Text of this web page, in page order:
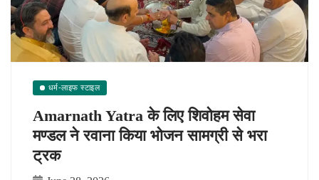
धर्म-लाइफ स्टाइल
Amarnath Yatra के लिए शिवोहम सेवा
मण्डल ने रवाना किया भोजन सामग्री से भरा
ट्रक